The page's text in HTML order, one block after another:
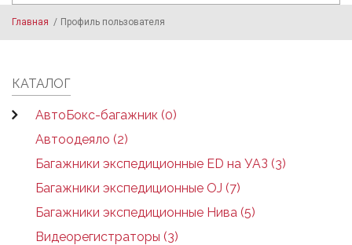
Главная / Профиль пользователя
КАТАЛОГ
АвтоБокс-багажник (0)
Автоодеяло (2)
Багажники экспедиционные ED на УАЗ (3)
Багажники экспедиционные OJ (7)
Багажники экспедиционные Нива (5)
Видеорегистраторы (3)